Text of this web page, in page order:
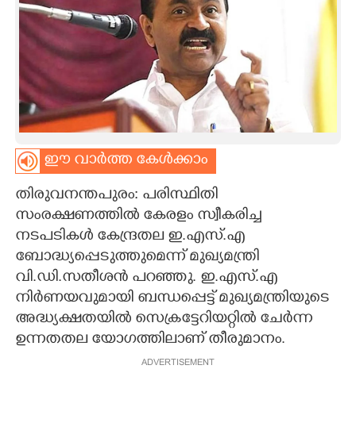
INFO+
ART
ASTRO
CARTOONS
LITERATURE
ZOOM
CONTACT US
ഈ വാർത്ത കേൾക്കാം
തിരുവനന്തപുരം: പരിസ്ഥിതി
സംരക്ഷണത്തിൽ കേരളം സ്വീകരിച്ച
നടപടികൾ കേന്ദ്രതല ഇ.എസ്.എ
ബോദ്ധ്യപ്പെടുത്തുമെന്ന് മുഖ്യമന്ത്രി
വി.ഡി.സതീശൻ പറഞ്ഞു. ഇ.എസ്.എ
നിർണയവുമായി ബന്ധപ്പെട്ട് മുഖ്യമന്ത്രിയുടെ
അദ്ധ്യക്ഷതയിൽ സെക്രട്ടേറിയറ്റിൽ ചേർന്ന
ഉന്നതതല യോഗത്തിലാണ് തീരുമാനം.
ADVERTISEMENT